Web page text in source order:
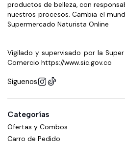
productos de belleza, con
nuestros procesos. Cambia el
Supermercado Naturista Online
Vigilado y supervisado por la
Comercio https://www.sic.gov.co
Síguenos
Categorías
Ofertas y Combos
Carro de Pedido